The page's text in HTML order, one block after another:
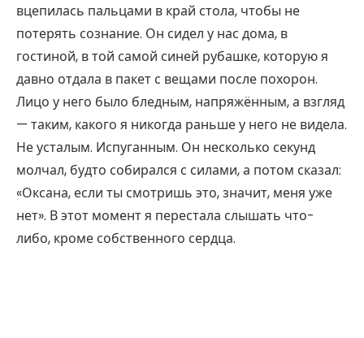
вцепилась пальцами в край стола, чтобы не
потерять сознание. Он сидел у нас дома, в
гостиной, в той самой синей рубашке, которую я
давно отдала в пакет с вещами после похорон.
Лицо у него было бледным, напряжённым, а взгляд
— таким, какого я никогда раньше у него не видела.
Не усталым. Испуганным. Он несколько секунд
молчал, будто собирался с силами, а потом сказал:
«Оксана, если ты смотришь это, значит, меня уже
нет». В этот момент я перестала слышать что-
либо, кроме собственного сердца.